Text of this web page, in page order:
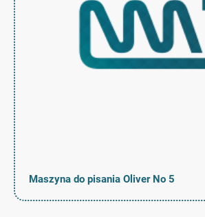
Maszyna do pisania Oliver No 5